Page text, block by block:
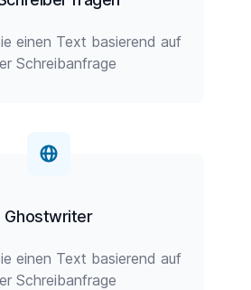
einen Text basierend auf
Schreibanfrage
Ghostwriter
einen Text basierend auf
Schreibanfrage